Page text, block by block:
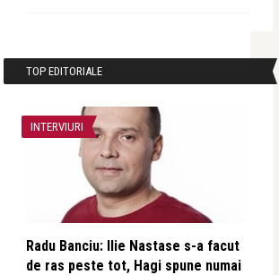
TOP EDITORIALE
INTERVIURI
Radu Banciu: Ilie Nastase s-a facut
de ras peste tot, Hagi spune numai